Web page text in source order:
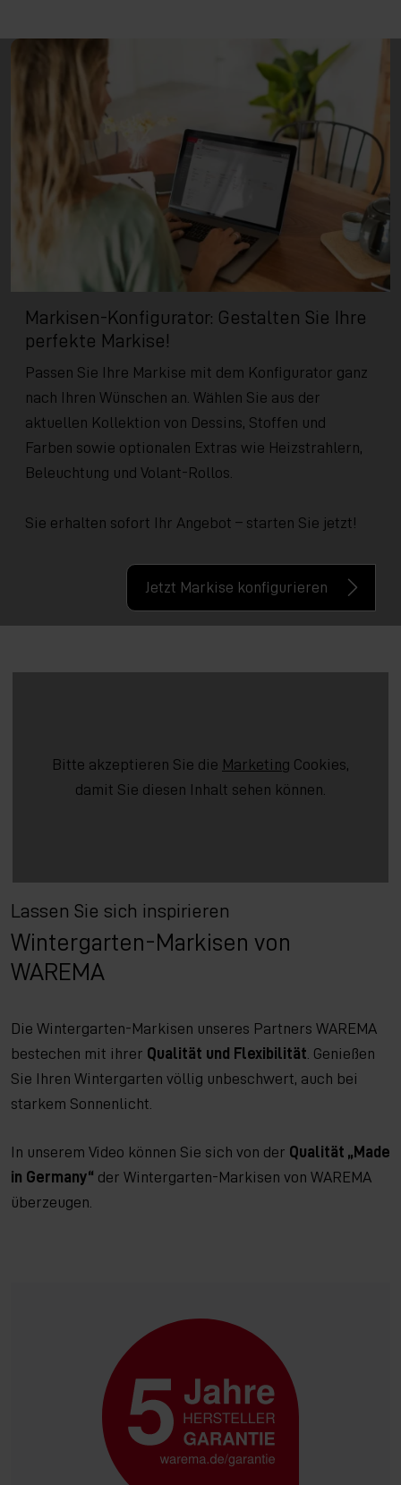
Markisen-Konfigurator: Gestalten Sie Ihre
perfekte Markise!
Passen Sie Ihre Markise mit dem Konfigurator ganz
nach Ihren Wünschen an. Wählen Sie aus der
aktuellen Kollektion von Dessins, Stoffen und
Farben sowie optionalen Extras wie Heizstrahlern,
Beleuchtung und Volant-Rollos.
Sie erhalten sofort Ihr Angebot – starten Sie jetzt!
Jetzt Markise konfigurieren
Bitte akzeptieren Sie die Marketing Cookies,
damit Sie diesen Inhalt sehen können.
Lassen Sie sich inspirieren
Wintergarten-Markisen von
WAREMA
Die Wintergarten-Markisen unseres Partners WAREMA
bestechen mit ihrer Qualität und Flexibilität . Genießen
Sie Ihren Wintergarten völlig unbeschwert, auch bei
starkem Sonnenlicht.
In unserem Video können Sie sich von der Qualität „Made
in Germany“ der Wintergarten-Markisen von WAREMA
überzeugen.